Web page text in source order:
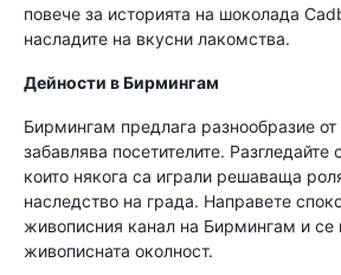
повече за историята на шоколада
насладите на вкусни лакомства.
Дейности в Бирмингам
Бирмингам предлага разнообразие от
забавлява посетителите. Разгледайте
които някога са играли решаваща
наследство на града. Направете
живописния канал на Бирмингам и се
живописната околност.